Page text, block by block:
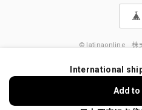
© latinaonline 株
International
Add